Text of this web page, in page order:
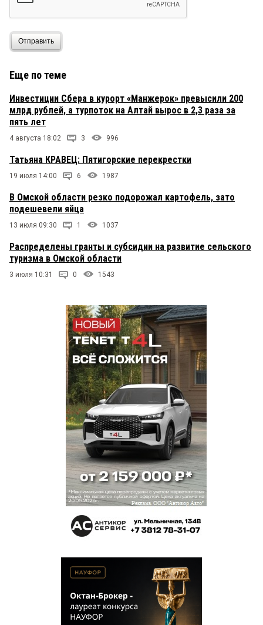
Отправить
Еще по теме
Инвестиции Сбера в курорт «Манжерок» превысили 200
млрд рублей, а турпоток на Алтай вырос в 2,3 раза за
пять лет
4 августа 18:02 3 996
Татьяна КРАВЕЦ: Пятигорские перекрестки
19 июля 14:00 6 1987
В Омской области резко подорожал картофель, зато
подешевели яйца
13 июля 09:30 1 1037
Распределены гранты и субсидии на развитие сельского
туризма в Омской области
3 июля 10:31 0 1543